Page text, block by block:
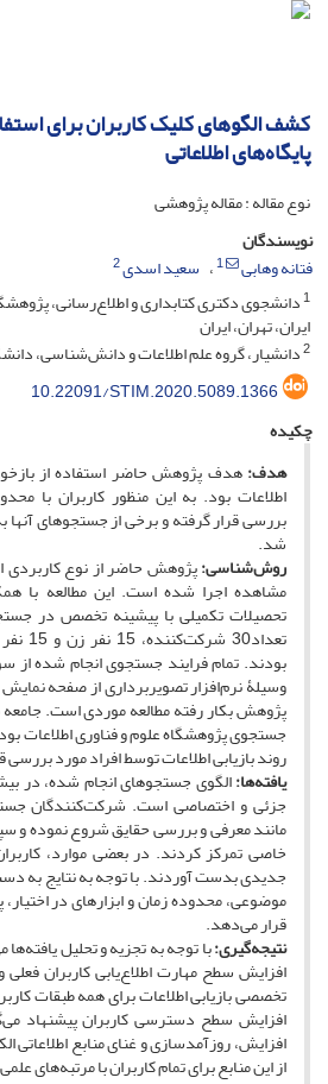
کشف الگوهای کلیک کاربران برای
پایگاه‌های اطلاعاتی
نوع مقاله : مقاله پژوهشی
نویسندگان
فتانه وهابی
1 سعید اسدی2
1دانشجوی دکتری کتابداری و اطلاع‌رسانی،
ایران، تهران، ایران
2دانشیار، گروه علم اطلاعات و دانش‌‌شناسی،
10.22091/STIM.2020.5089.1366
چکیده
هدف:هدف پژوهش حاضر استفاده از
اطلاعات بود. به این منظور کاربران با
بررسی قرار گرفته و برخی از جستجوهای آنها
شد.
روش‌شناسی:پژوهش حاضر از نوع کاربردی
تحصیلات تکمیلی با پیشینه تخصص در
بودند. تمام فرایند جستجوی انجام شده از
وسیلۀ نرم‌افزار تصویربرداری از صفحه
پژوهش بکار رفته مطالعه موردی است. جامعه
جستجوی پژوهشگاه علوم و فناوری اطلاعات
روند بازیابی اطلاعات توسط افراد مورد بررسی
یافته‌ها:الگوی جستجوهای انجام شده، در
جزئی و اختصاصی است. شرکت‌کنندگان
مانند معرفی و بررسی حقایق شروع نموده
خاصی تمرکز کردند. در بعضی موارد،
جدیدی بدست آوردند. با توجه به نتایج به
موضوعی، محدوده زمان و ابزارهای در
قرار می‌دهد.
نتیجه‌گیری:با توجه به تجزیه و تحلیل
افزایش سطح مهارت اطلاع‌یابی کاربران
تخصصی بازیابی اطلاعات برای همه طبقات
افزایش سطح دسترسی کاربران پیشنهاد
افزایش، روزآمدسازی و غنای منابع اطلاعاتی
از این منابع برای تمام کاربران با مرتبه‌های